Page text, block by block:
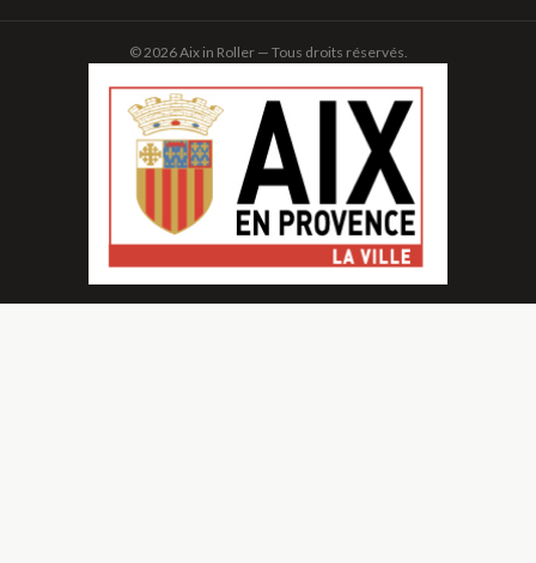
© 2026 Aix in Roller — Tous droits réservés.